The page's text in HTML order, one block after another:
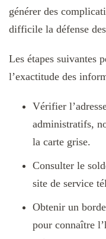
générer des
difficile la défense
Les étapes suivantes
l’exactitude des
Vérifier
administratifs,
la carte grise.
Consulter le
site de service
Obtenir un
pour connaître